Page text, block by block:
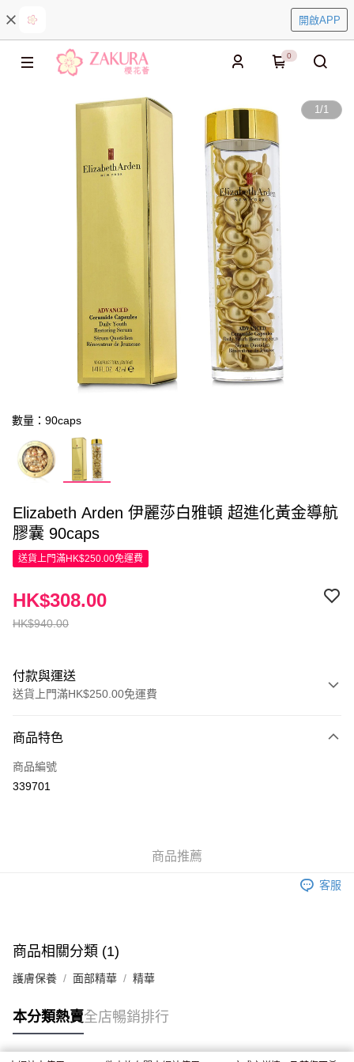
開啟APP
0
1/1
數量：90caps
Elizabeth Arden 伊麗莎白雅頓 超進化黃金導航
膠囊 90caps
送貨上門滿HK$250.00免運費
HK$940.00
HK$308.00
付款與運送
送貨上門滿HK$250.00免運費
信用卡
Apple Pay
付款後門市自取，訂單確認後2-4個工作天到店，7天內取。逾期後
商品特色
商品編號
339701
商品推薦
客服
商品相關分類 (1)
護膚保養 面部精華 精華
本分類熱賣全店暢銷排行